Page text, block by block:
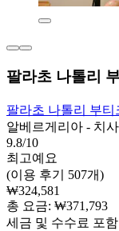
팔라초 나톨리
팔라초 나톨리 부티
알베르게리아 - 치
9.8/10
최고예요
(이용 후기 507개)
₩324,581
총 요금: ₩371,793
세금 및 수수료 포함